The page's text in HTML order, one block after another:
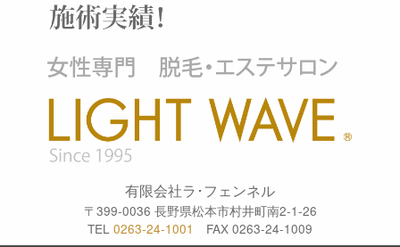
有限会社ラ･フェンネル
〒399-0036 長野県松本市村井町南2-1-26
TEL 0263-24-1001 FAX 0263-24-1009